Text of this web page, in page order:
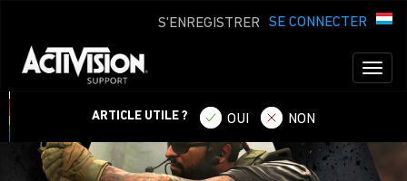
SE CONNECTER
S'ENREGISTRER
ARTICLE UTILE ? OUI NON